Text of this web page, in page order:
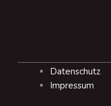
Datenschutz
Impressum